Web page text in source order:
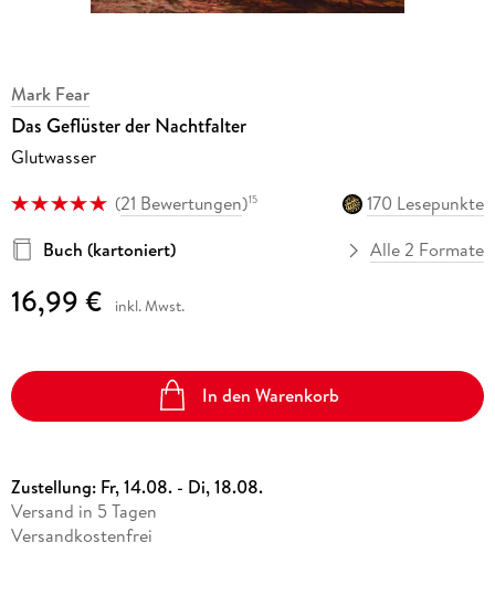
Mark Fear
Das Geflüster der Nachtfalter
Glutwasser
(21 Bewertungen)15
170 Lesepunkte
Buch (kartoniert)
Alle 2 Formate
16,99 € inkl. Mwst.
In den Warenkorb
Zustellung: Fr, 14.08. - Di, 18.08.
Versand in 5 Tagen
Versandkostenfrei